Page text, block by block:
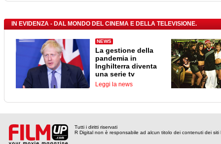
IN EVIDENZA - DAL MONDO DEL CINEMA E DELLA TELEVISIONE.
NEWS
La gestione della
pandemia in
Inghilterra diventa
una serie tv
Leggi la news
Tutti i diritti riservati
R Digital non è responsabile ad alcun titolo dei contenuti dei siti